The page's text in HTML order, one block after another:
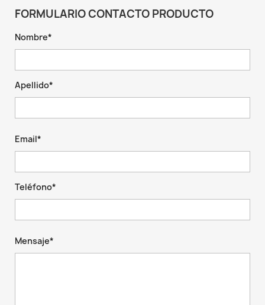
FORMULARIO CONTACTO PRODUCTO
Nombre*
Apellido*
Email*
Teléfono*
Mensaje*